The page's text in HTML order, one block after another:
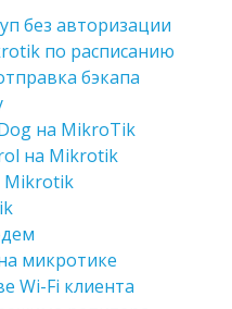
без авторизации
по расписанию
бэкапа
на MikroTik
на Mikrotik
Mikrotik
микротике
Wi-Fi клиента